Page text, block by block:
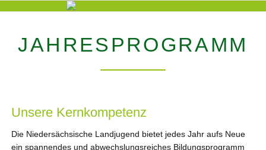
JAHRESPROGRAMM
Unsere Kernkompetenz
Die Niedersächsische Landjugend bietet jedes Jahr aufs Neue
ein spannendes und abwechslungsreiches Bildungsprogramm